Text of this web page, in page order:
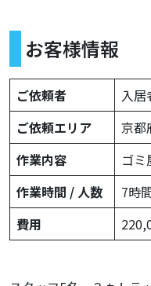
お客様情報
ご依頼者
入
ご依頼エリア
京都
作業内容
ゴ
作業時間 / 人数
7時
費用